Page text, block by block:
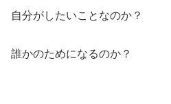
自分がしたいことなのか？
誰かのためになるのか？